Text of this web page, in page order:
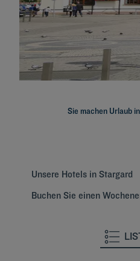
Sie machen Urlaub
Unsere Hotels in Stargard
Buchen Sie einen